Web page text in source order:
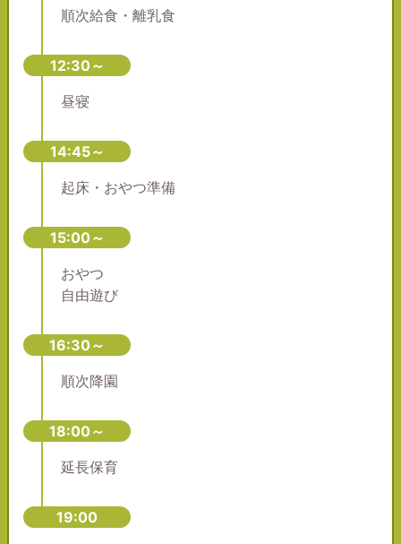
順次給食・離乳食
12:30～
昼寝
14:45～
起床・おやつ準備
15:00～
おやつ
自由遊び
16:30～
順次降園
18:00～
延長保育
19:00